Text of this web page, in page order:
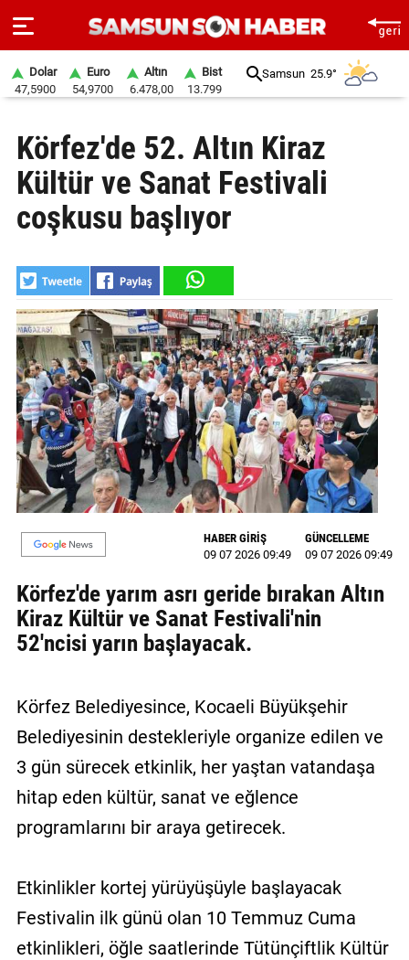
SAYFA
SAMSUN
HABER
GÜNDEM
SİYASET
EKONOMİ
DÜNYA
MAGAZİN
GALERİ
YAZARLAR
BİZE
ULAŞIN
Künye
İletişim
Gizlilik
Politikası
Dolar
47,5900
Euro
54,9700
Altın
6.478,00
Bist
13.799
Samsun 25.9°
Körfez'de 52. Altın Kiraz
Kültür ve Sanat Festivali
coşkusu başlıyor
HABER GİRİŞ
09 07 2026 09:49
GÜNCELLEME
09 07 2026 09:49
Körfez'de yarım asrı geride bırakan Altın
Kiraz Kültür ve Sanat Festivali'nin
52'ncisi yarın başlayacak.
Körfez Belediyesince, Kocaeli Büyükşehir
Belediyesinin destekleriyle organize edilen ve
3 gün sürecek etkinlik, her yaştan vatandaşa
hitap eden kültür, sanat ve eğlence
programlarını bir araya getirecek.
Etkinlikler kortej yürüyüşüyle başlayacak
Festivalin ilk günü olan 10 Temmuz Cuma
etkinlikleri, öğle saatlerinde Tütünçiftlik Kültür